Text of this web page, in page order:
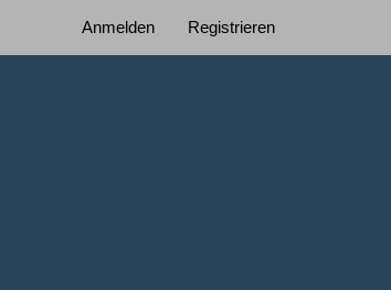
Anmelden Registrieren